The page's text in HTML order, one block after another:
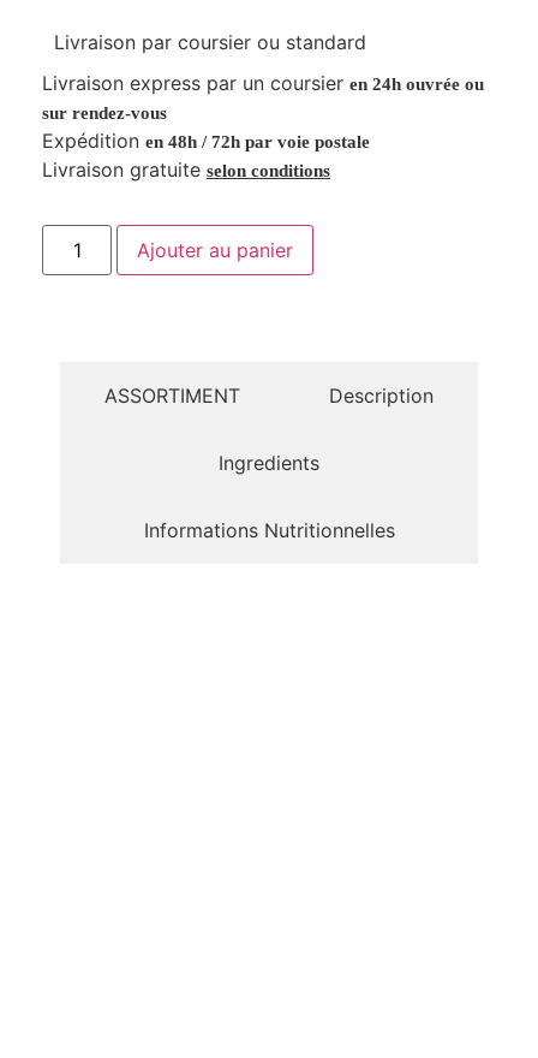
Livraison par coursier ou standard
Livraison express par un coursier en 24h ouvrée ou
sur rendez-vous
Expédition en 48h / 72h par voie postale
Livraison gratuite selon conditions
Ajouter au panier
ASSORTIMENT Description
Ingredients
Informations Nutritionnelles